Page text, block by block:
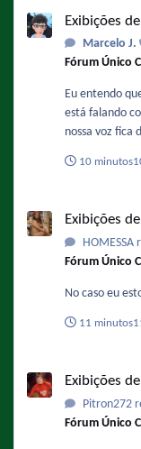
Exibições
Marcelo J.
Fórum Único
Eu entendo
está falando
nossa voz fica
10 minutos
Exibições
HOMESSA
Fórum Único
No caso eu
11 minutos
Exibições
Pitron272
Fórum Único